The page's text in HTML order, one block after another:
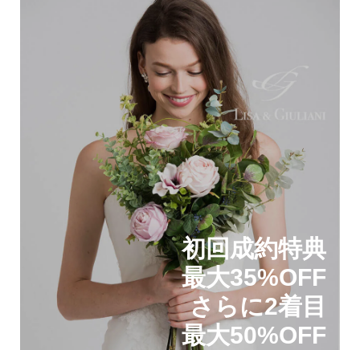
初回成約特典
最大35%OFF
さらに2着目
最大50%OFF